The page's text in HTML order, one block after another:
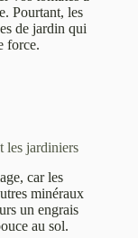
Pourtant, les
de jardin qui
force.
les jardiniers
car les
minéraux
un engrais
au sol.